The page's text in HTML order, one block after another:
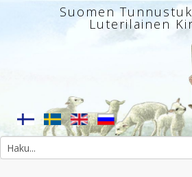
Suomen
Luterilainen